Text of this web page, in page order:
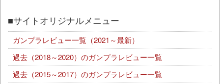
■サイトオリジナルメニュー
ガンプラレビュー一覧（2021～最新）
過去（2018～2020）のガンプラレビュー一覧
過去（2015～2017）のガンプラレビュー一覧